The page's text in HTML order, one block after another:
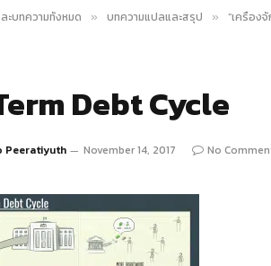
ะบทความทั้งหมด » บทความแปลและสรุป » “เครื่อง
Debt Cycle
Peeratiyuth November 14, 2017 No